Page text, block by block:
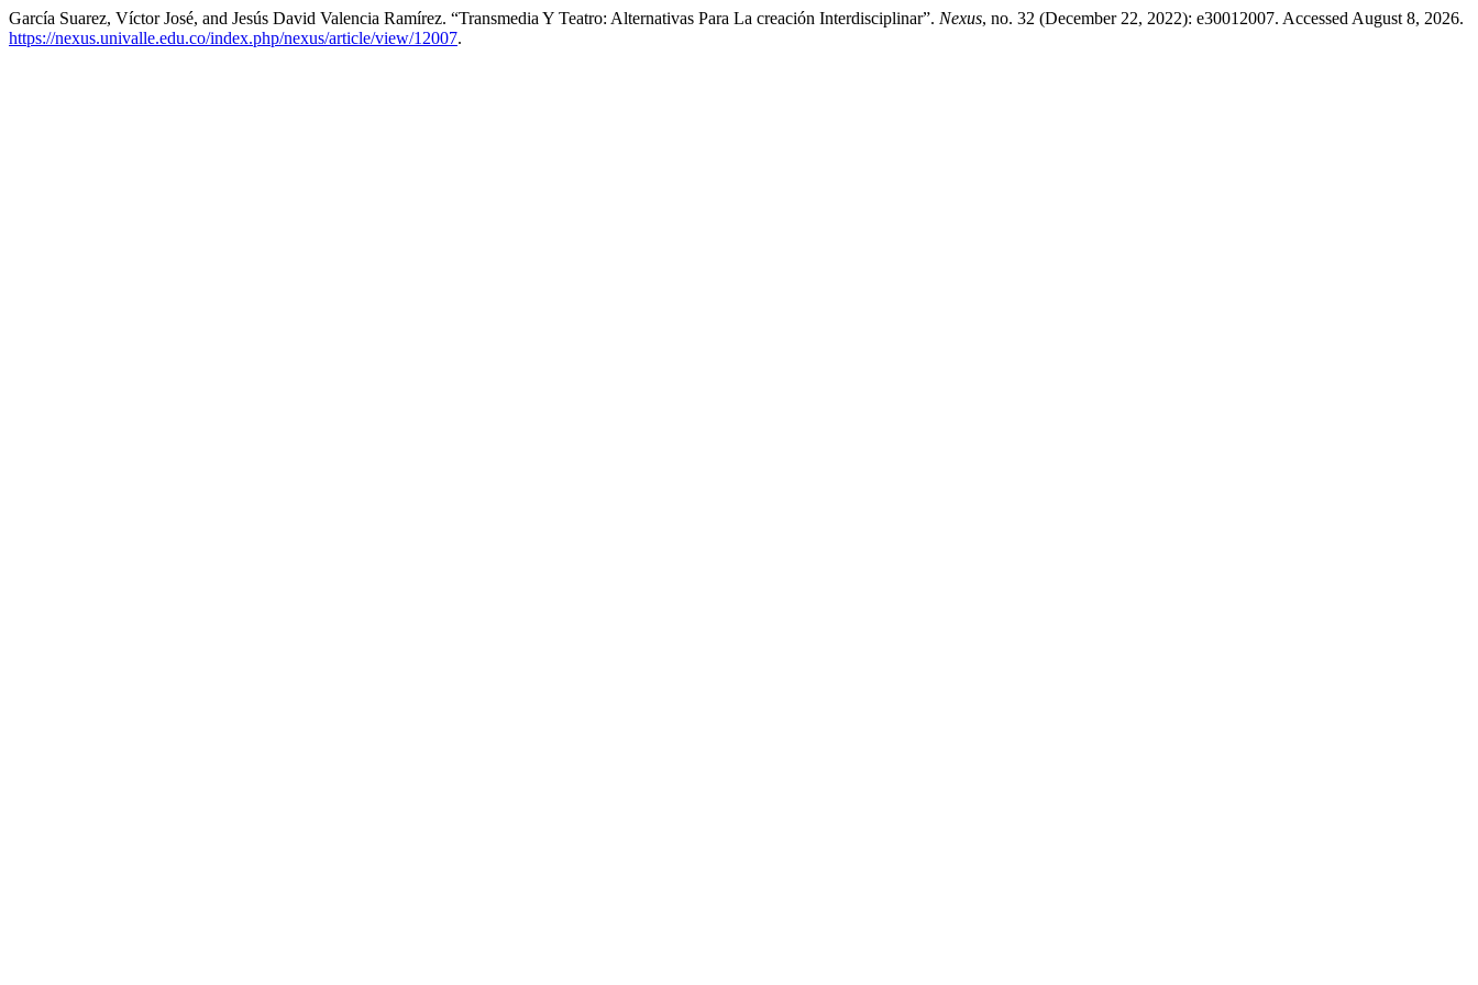
García Suarez, Víctor José, and Jesús David Valencia Ramírez. “Transmedia Y Teatro: Alternativas Para La creación Interdisciplinar”. Nexus, no. 32 (December 22, 2022): e30012007. Accessed August 8, 2026.
https://nexus.univalle.edu.co/index.php/nexus/article/view/12007.